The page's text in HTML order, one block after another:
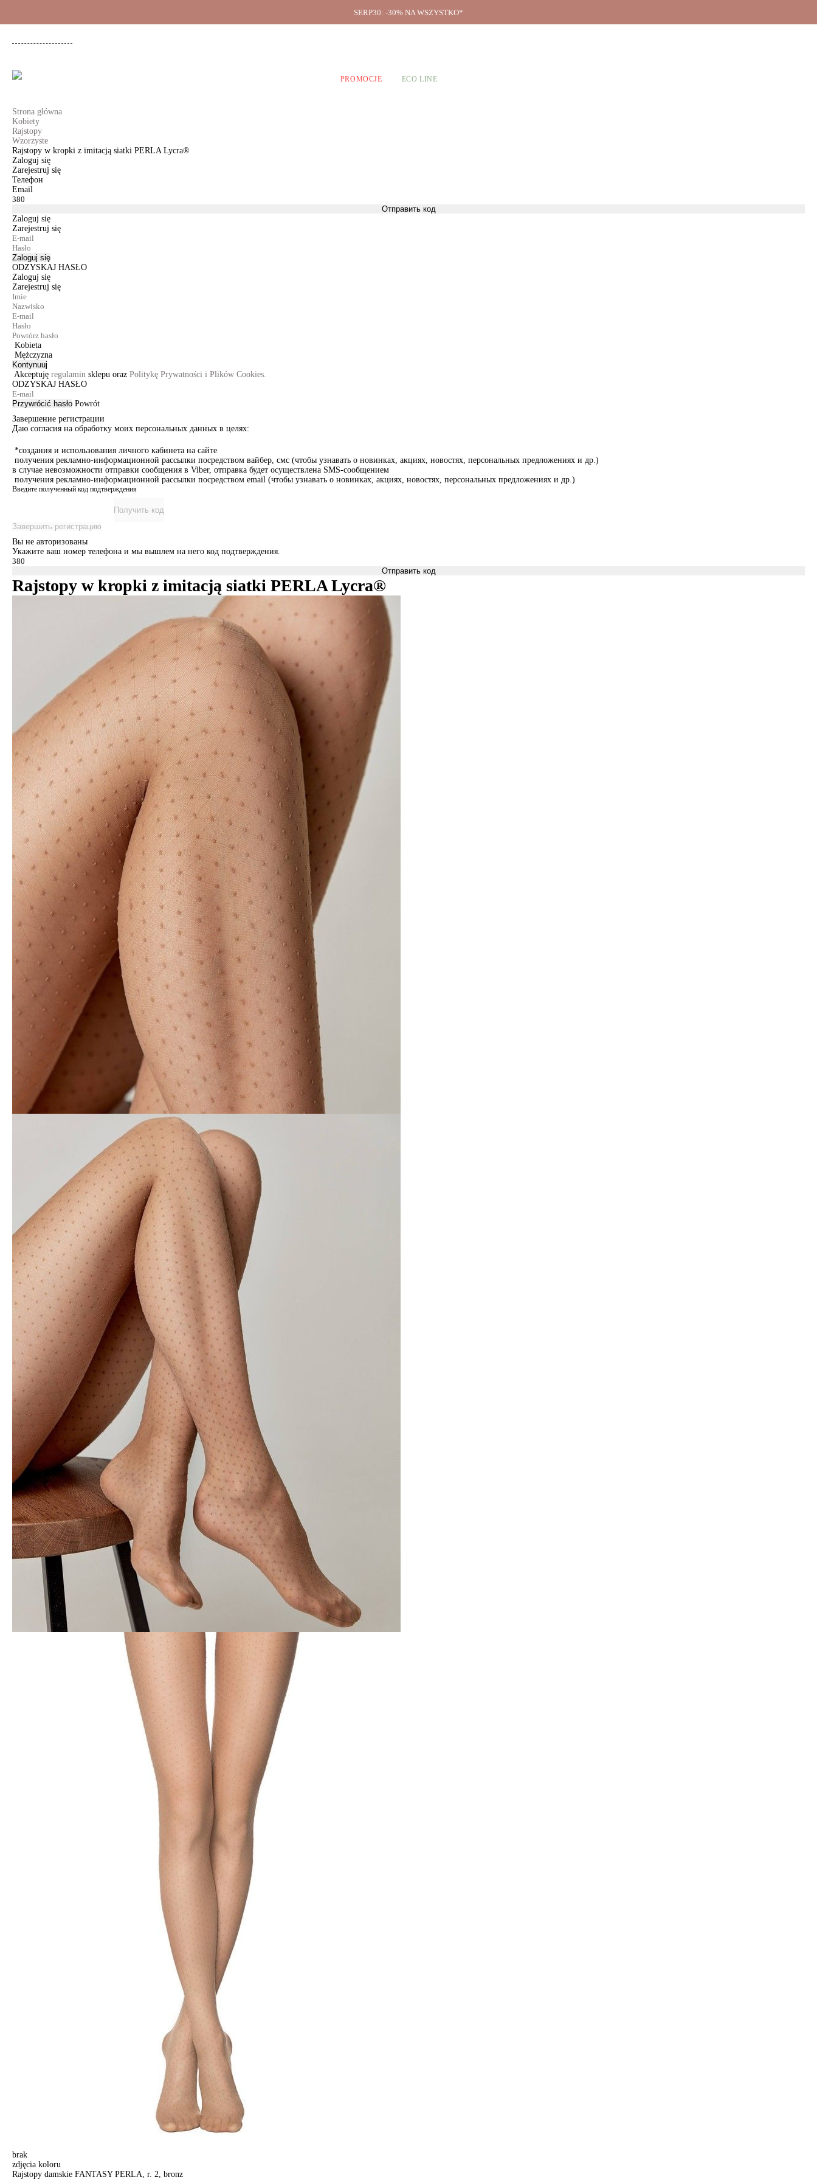
SERP30: -30% NA WSZYSTKO*
PROMOCJE ECO LINE
Strona główna
Kobiety
Rajstopy
Wzorzyste
Rajstopy w kropki z imitacją siatki PERLA Lycra®
Zaloguj się
Zarejestruj się
Телефон
Email
Отправить код
Zaloguj się
Zarejestruj się
Zaloguj się
ODZYSKAJ HASŁO
Zaloguj się
Zarejestruj się
Kobieta
Mężczyzna
Kontynuuj
Akceptuję regulamin sklepu oraz Politykę Prywatności i Plików Cookies.
ODZYSKAJ HASŁO
Przywrócić hasło Powrót
Завершение регистрации
Даю согласия на обработку моих персональных данных в целях:
*создания и использования личного кабинета на сайте
получения рекламно-информационной рассылки посредством вайбер, смс (чтобы узнавать о новинках, акциях, новостях, персональных предложениях и др.)
в случае невозможности отправки сообщения в Viber, отправка будет осуществлена SMS-сообщением
получения рекламно-информационной рассылки посредством email (чтобы узнавать о новинках, акциях, новостях, персональных предложениях и др.)
Введите полученный код подтверждения
Получить код
Завершить регистрацию
Вы не авторизованы
Укажите ваш номер телефона и мы вышлем на него код подтверждения.
Отправить код
Rajstopy w kropki z imitacją siatki PERLA Lycra®
brak
zdjęcia koloru
Rajstopy damskie FANTASY PERLA, r. 2, bronz